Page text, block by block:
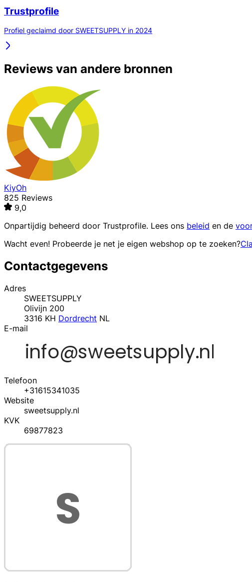
Trustprofile
Profiel geclaimd door SWEETSUPPLY in 2024
Reviews van andere bronnen
KiyOh
825 Reviews
9,0
Onpartijdig beheerd door Trustprofile. Lees ons beleid en de
Wacht even! Probeerde je net je eigen webshop op te zoeken?
Contactgegevens
Adres
SWEETSUPPLY
Olivijn 200
3316 KH Dordrecht NL
E-mail
Telefoon
+31615341035
Website
sweetsupply.nl
KVK
69877823